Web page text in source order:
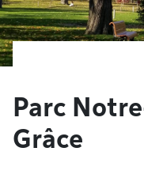
Parc
Grâce